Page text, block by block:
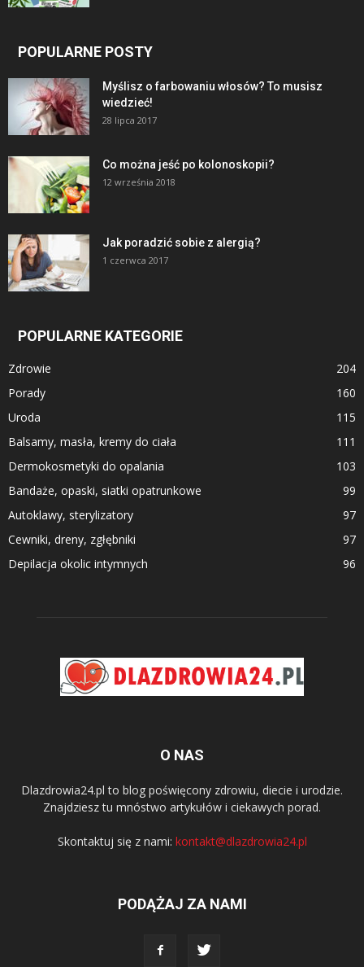
POPULARNE POSTY
Myślisz o farbowaniu włosów? To musisz
wiedzieć!
28 lipca 2017
Co można jeść po kolonoskopii?
12 września 2018
Jak poradzić sobie z alergią?
1 czerwca 2017
POPULARNE KATEGORIE
Zdrowie
204
Porady
160
Uroda
115
Balsamy, masła, kremy do ciała
111
Dermokosmetyki do opalania
103
Bandaże, opaski, siatki opatrunkowe
99
Autoklawy, sterylizatory
97
Cewniki, dreny, zgłębniki
97
Depilacja okolic intymnych
96
O NAS
Dlazdrowia24.pl to blog poświęcony zdrowiu, diecie i urodzie.
Znajdziesz tu mnóstwo artykułów i ciekawych porad.
Skontaktuj się z nami: kontakt@dlazdrowia24.pl
PODĄŻAJ ZA NAMI